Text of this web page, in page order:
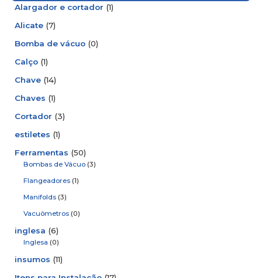
Alargador e cortador (1)
Alicate (7)
Bomba de vácuo (0)
Calço (1)
Chave (14)
Chaves (1)
Cortador (3)
estiletes (1)
Ferramentas (50)
Bombas de Vácuo (3)
Flangeadores (1)
Manifolds (3)
Vacuômetros (0)
inglesa (6)
Inglesa (0)
insumos (11)